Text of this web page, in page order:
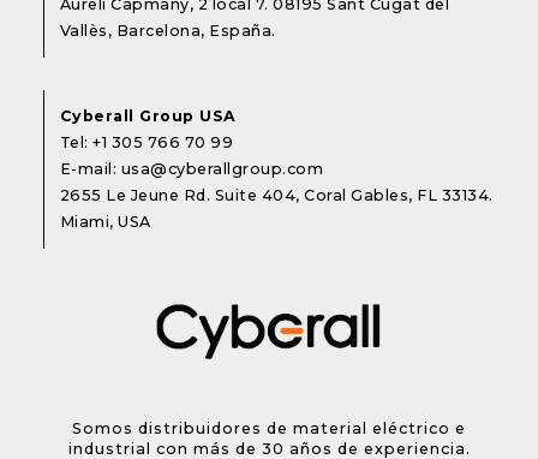
Aureli Capmany, 2 local 7. 08195 Sant Cugat del
Vallès, Barcelona, España.
Cyberall Group USA
Tel:+1 305 766 70 99
E-mail: usa@cyberallgroup.com
2655 Le Jeune Rd. Suite 404, Coral Gables, FL 33134.
Miami, USA
Somos distribuidores de material eléctrico e
industrial con más de 30 años de experiencia.